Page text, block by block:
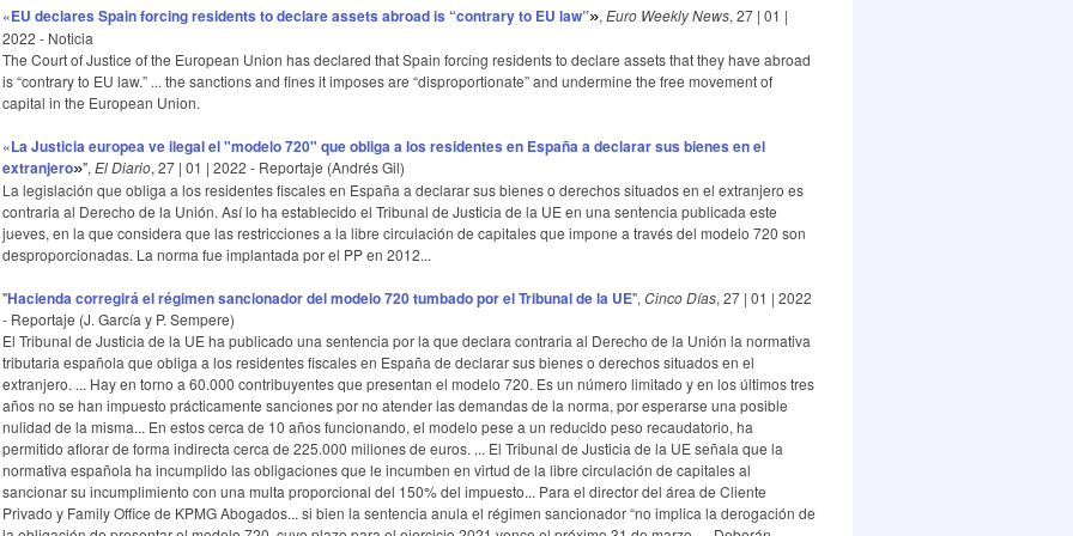
«EU declares Spain forcing residents to declare assets abroad is “contrary to EU law”», Euro Weekly News, 27 | 01 |
2022 - Noticia
The Court of Justice of the European Union has declared that Spain forcing residents to declare assets that they have abroad
is “contrary to EU law.” ... the sanctions and fines it imposes are “disproportionate” and undermine the free movement of
capital in the European Union.
«La Justicia europea ve ilegal el "modelo 720" que obliga a los residentes en España a declarar sus bienes en el
extranjero»", El Diario, 27 | 01 | 2022 - Reportaje (Andrés Gil)
La legislación que obliga a los residentes fiscales en España a declarar sus bienes o derechos situados en el extranjero es
contraria al Derecho de la Unión. Así lo ha establecido el Tribunal de Justicia de la UE en una sentencia publicada este
jueves, en la que considera que las restricciones a la libre circulación de capitales que impone a través del modelo 720 son
desproporcionadas. La norma fue implantada por el PP en 2012...
"Hacienda corregirá el régimen sancionador del modelo 720 tumbado por el Tribunal de la UE", Cinco Días, 27 | 01 | 2022
- Reportaje (J. García y P. Sempere)
El Tribunal de Justicia de la UE ha publicado una sentencia por la que declara contraria al Derecho de la Unión la normativa
tributaria española que obliga a los residentes fiscales en España de declarar sus bienes o derechos situados en el
extranjero. ... Hay en torno a 60.000 contribuyentes que presentan el modelo 720. Es un número limitado y en los últimos tres
años no se han impuesto prácticamente sanciones por no atender las demandas de la norma, por esperarse una posible
nulidad de la misma... En estos cerca de 10 años funcionando, el modelo pese a un reducido peso recaudatorio, ha
permitido aflorar de forma indirecta cerca de 225.000 millones de euros. ... El Tribunal de Justicia de la UE señala que la
normativa española ha incumplido las obligaciones que le incumben en virtud de la libre circulación de capitales al
sancionar su incumplimiento con una multa proporcional del 150% del impuesto... Para el director del área de Cliente
Privado y Family Office de KPMG Abogados... si bien la sentencia anula el régimen sancionador “no implica la derogación de